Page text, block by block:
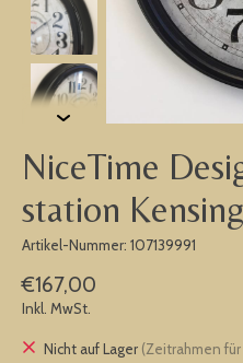
NiceTime
station
Artikel-Nummer: 107139991
€167,00
Inkl. MwSt.
Nicht auf Lager (Zeitrahmen